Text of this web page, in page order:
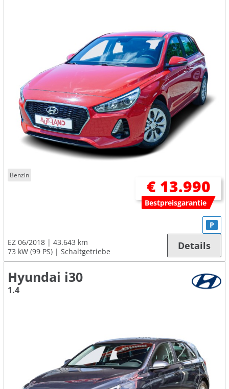
Benzin
€ 13.990
Bestpreisgarantie
EZ 06/2018
43.643 km
73 kW (99 PS)
Schaltgetriebe
P
Details
Hyundai i30
1.4